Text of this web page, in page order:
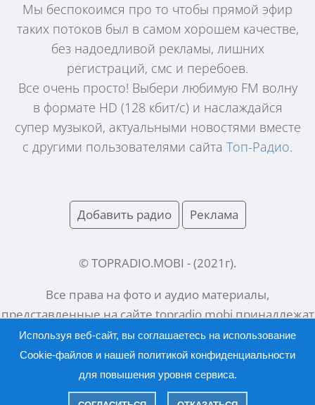
Мы беспокоимся про то чтобы прямой эфир
таких потоков был в самом хорошем качестве,
без надоедливой рекламы, лишних
регистраций, смс и перебоев.
Все очень просто! Выбери любимую FM волну
в формате HD (128 кбит/с) и наслаждайся
супер музыкой, актуальными новостями вместе
с другими пользователями сайта Топ-Радио.
Добавить радио Реклама
© TOPRADIO.MOBI - (2021 г).
Все права на фото и аудио материалы,
представленные на сайтеtopradio.mobiпринадлежат
их законным владельцам.
Русский | English
Используя веб-сайт, вы соглашаетесь на использование
Cookie-файлов и нашей политикой конфиденциальности
для повышения уровня сервиса.